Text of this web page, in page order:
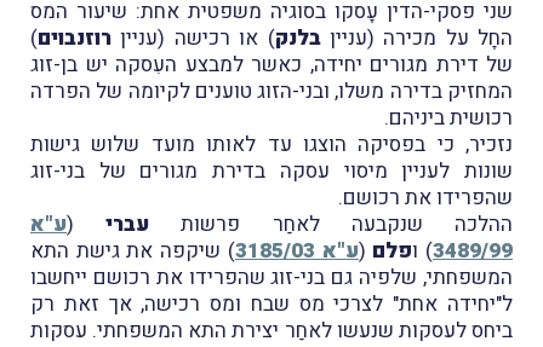
שני פסקי-הדין עָסקו בסוגיה משפטית אחת: שיעור המס
החָל על מכירה (ענייןבלנק) או רכישה (עניין רוזנבוים)
של דירת מגורים יחידה, כאשר למבצע העִסקה יש בן-זוג
המחזיק בדירה משלו, ובני-הזוג טוענים לקיומה של הפרדה
רכושית ביניהם.
נזכיר, כי בפסיקה הוצגו עד לאותו מועד שלוש גישות
שונות לעניין מיסוי עסקה בדירת מגורים של בני-זוג
שהפרידו את רכושם.
ההלכה שנקבעה לאחַר פרשות עברי(ע"א
3489/99) ופלם (ע"א 3185/03
) שיקפה את גישת התא
המשפחתי, שלפיה גם בני-זוג שהפרידו את רכושם ייחשבו
ל"יחידה אחת" לצרכי מס שבח ומס רכישה, אך זאת רק
ביחס לעסקות שנעשו לאחַר יצירת התא המשפחתי. עסקות